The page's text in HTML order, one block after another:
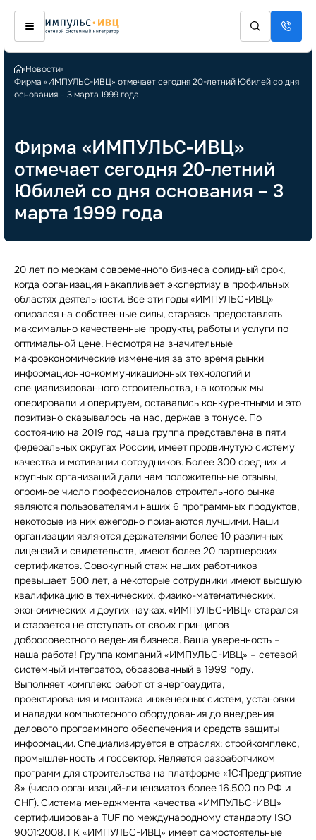
Новости
Фирма «ИМПУЛЬС-ИВЦ» отмечает сегодня 20-летний Юбилей со дня
основания – 3 марта 1999 года
Фирма «ИМПУЛЬС-ИВЦ»
отмечает сегодня 20-летний
Юбилей со дня основания – 3
марта 1999 года
20 лет по меркам современного бизнеса солидный срок,
когда организация накапливает экспертизу в профильных
областях деятельности. Все эти годы «ИМПУЛЬС-ИВЦ»
опирался на собственные силы, стараясь предоставлять
максимально качественные продукты, работы и услуги по
оптимальной цене. Несмотря на значительные
макроэкономические изменения за это время рынки
информационно-коммуникационных технологий и
специализированного строительства, на которых мы
оперировали и оперируем, оставались конкурентными и это
позитивно сказывалось на нас, держав в тонусе. По
состоянию на 2019 год наша группа представлена в пяти
федеральных округах России, имеет продвинутую систему
качества и мотивации сотрудников. Более 300 средних и
крупных организаций дали нам положительные отзывы,
огромное число профессионалов строительного рынка
являются пользователями наших 6 программных продуктов,
некоторые из них ежегодно признаются лучшими. Наши
организации являются держателями более 10 различных
лицензий и свидетельств, имеют более 20 партнерских
сертификатов. Совокупный стаж наших работников
превышает 500 лет, а некоторые сотрудники имеют высшую
квалификацию в технических, физико-математических,
экономических и других науках. «ИМПУЛЬС-ИВЦ» старался
и старается не отступать от своих принципов
добросовестного ведения бизнеса. Ваша уверенность –
наша работа! Группа компаний «ИМПУЛЬС-ИВЦ» – сетевой
системный интегратор, образованный в 1999 году.
Выполняет комплекс работ от энергоаудита,
проектирования и монтажа инженерных систем, установки
и наладки компьютерного оборудования до внедрения
делового программного обеспечения и средств защиты
информации. Специализируется в отраслях: стройкомплекс,
промышленность и госсектор. Является разработчиком
программ для строительства на платформе «1С:Предприятие
8» (число организаций-лицензиатов более 16.500 по РФ и
СНГ). Система менеджмента качества «ИМПУЛЬС-ИВЦ»
сертифицирована TUF по международному стандарту ISO
9001:2008. ГК «ИМПУЛЬС-ИВЦ» имеет самостоятельные